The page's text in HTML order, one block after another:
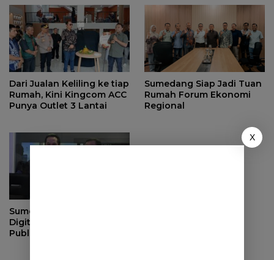
Dari Jualan Keliling ke tiap
Rumah, Kini Kingcom ACC
Punya Outlet 3 Lantai
Sumedang Siap Jadi Tuan
Rumah Forum Ekonomi
Regional
Sumedang Dorong
Digitalisasi Layanan
Publik, Bupati Paparkan
X